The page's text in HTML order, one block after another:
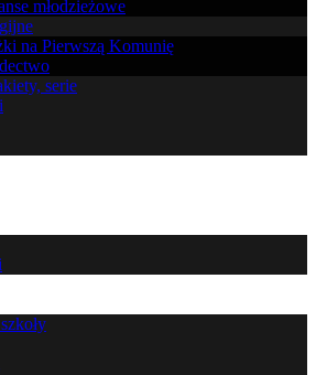
młodzieżowe
na Pierwszą Komunię
serie